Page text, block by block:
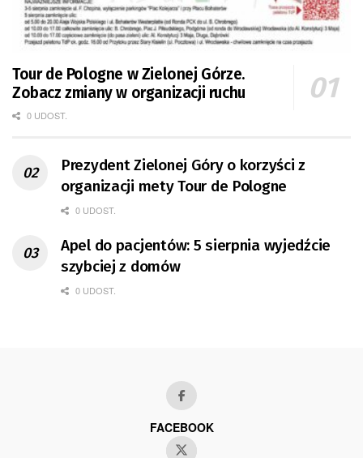
Tour de Pologne w Zielonej Górze.
Zobacz zmiany w organizacji ruchu
0 UDOST.
Prezydent Zielonej Góry o korzyści z
organizacji mety Tour de Pologne
0 UDOST.
Apel do pacjentów: 5 sierpnia wyjedźcie
szybciej z domów
0 UDOST.
FACEBOOK